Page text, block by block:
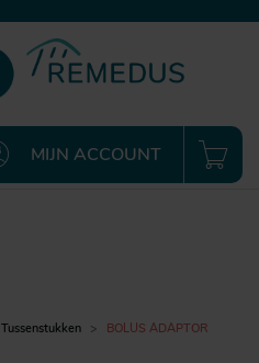
MIJN ACCOUNT
Tussenstukken BOLUS ADAPTOR